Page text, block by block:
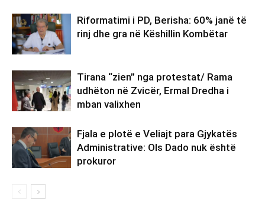
Riformatimi i PD, Berisha: 60% janë të
rinj dhe gra në Këshillin Kombëtar
Tirana “zien” nga protestat/ Rama
udhëton në Zvicër, Ermal Dredha i
mban valixhen
Fjala e plotë e Veliajt para Gjykatës
Administrative: Ols Dado nuk është
prokuror